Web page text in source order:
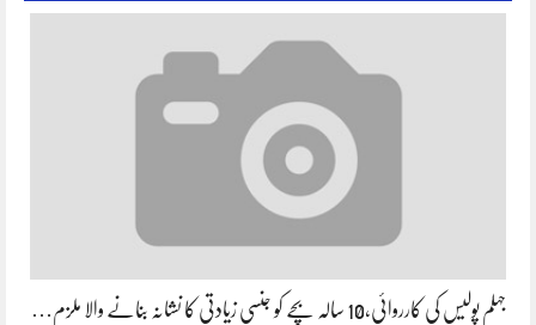
جہلم پولیس کی کارروائی،10 سالہ بچے کو جنسی زیادتی کا نشانہ بنانے والا ملزم…